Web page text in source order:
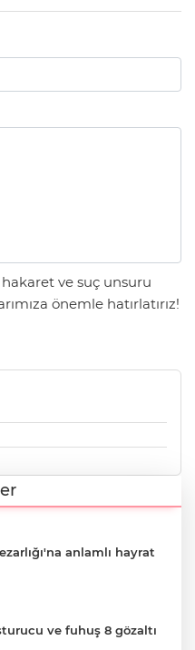
ve suç unsuru
önemle hatırlatırız!
anlamlı hayrat
ve fuhuş 8 gözaltı